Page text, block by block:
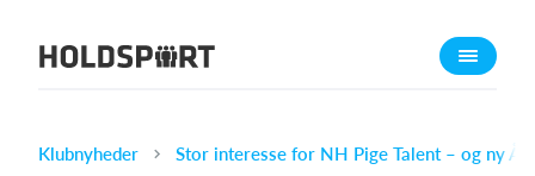
Om Holdsport
Klubnyheder Stor interesse for NH Pige Talent – og ny